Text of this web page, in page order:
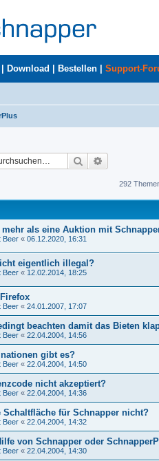
Download Bestellen Support-
Suche
292
mehr als eine Auktion mit
Beer « 06.12.2020, 16:31
eigentlich illegal?
Beer « 12.02.2014, 18:25
Beer « 24.01.2007, 17:07
beachten damit das Bieten
Beer « 22.04.2004, 14:56
gibt es?
Beer « 22.04.2004, 14:50
nicht akzeptiert?
Beer « 22.04.2004, 14:36
Schaltfläche für Schnapper nicht?
Beer « 22.04.2004, 14:32
von Schnapper oder
Beer « 22.04.2004, 14:30